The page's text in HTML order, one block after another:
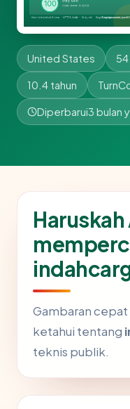
United States
10.4 tahun
Diperbarui3 bulan
Gambaran
ketahui tentang
teknis publik.